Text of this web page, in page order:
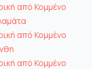
από Κομμένο
από Κομμένο
από Κομμένο